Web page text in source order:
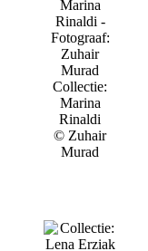
Collectie:
Marina
Rinaldi
© Zuhair
Murad